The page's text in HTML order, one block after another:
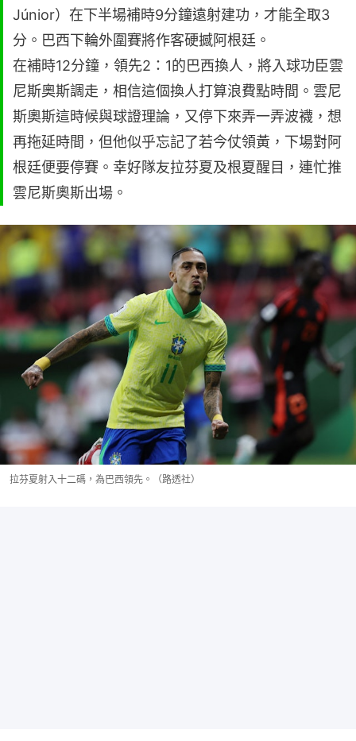
Júnior）在下半場補時9分鐘遠射建功，才能全取3
分。巴西下輪外圍賽將作客硬撼阿根廷。
在補時12分鐘，領先2：1的巴西換人，將入球功臣雲
尼斯奧斯調走，相信這個換人打算浪費點時間。雲尼
斯奧斯這時候與球證理論，又停下來弄一弄波襪，想
再拖延時間，但他似乎忘記了若今仗領黃，下場對阿
根廷便要停賽。幸好隊友拉芬夏及根夏醒目，連忙推
雲尼斯奧斯出場。
拉芬夏射入十二碼，為巴西領先。（路透社）